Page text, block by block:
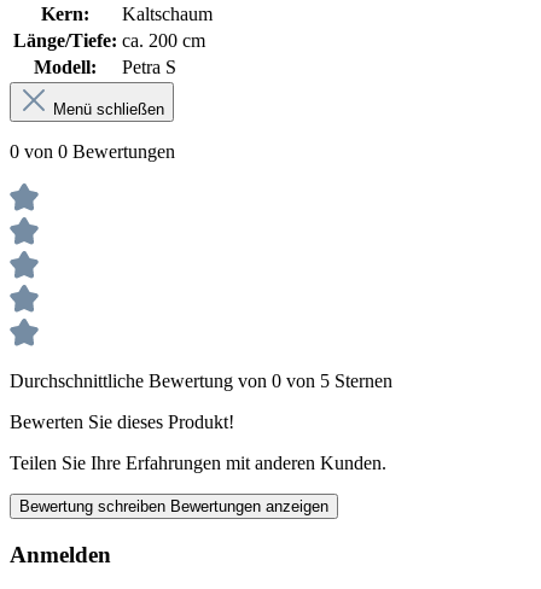
Kern:
Kaltschaum
Länge/Tiefe: ca. 200 cm
Modell:
Petra S
Menü schließen
0 von 0 Bewertungen
Durchschnittliche Bewertung von 0 von 5 Sternen
Bewerten Sie dieses Produkt!
Teilen Sie Ihre Erfahrungen mit anderen Kunden.
Bewertung schreiben Bewertungen anzeigen
Anmelden